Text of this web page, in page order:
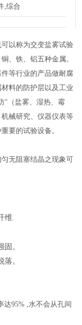
,综合
以称为交变盐雾试验
、铁、铝五种金属。
等行业的产品做耐腐
料的防护层以及工业
"（盐雾、湿热、霉
械研究、仪器仪表等
要的试验设备。
无阻塞结晶之现象可
维.
。
。
达95% ,水不会从孔间